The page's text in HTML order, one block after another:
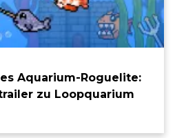
Aquarium-Roguelite:
zu Loopquarium